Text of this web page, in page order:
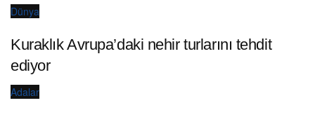
Dünya
Kuraklık Avrupa’daki nehir turlarını tehdit
ediyor
Adalar